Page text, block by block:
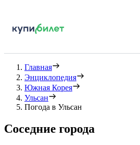
Главная
Энциклопедия
Южная Корея
Ульсан
Погода в Ульсан
Соседние города